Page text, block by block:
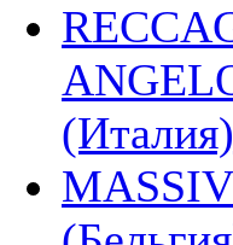
(Италия)